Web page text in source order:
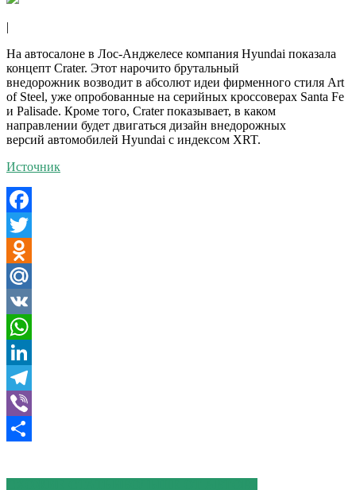
|
На автосалоне в Лос-Анджелесе компания Hyundai показала
концепт Crater. Этот нарочито брутальный
внедорожник возводит в абсолют идеи фирменного стиля Art
of Steel, уже опробованные на серийных кроссоверах Santa Fe
и Palisade. Кроме того, Crater показывает, в каком
направлении будет двигаться дизайн внедорожных
версий автомобилей Hyundai с индексом XRT.
Источник
Facebook
Twitter
Odnoklassniki
Mail.Ru
VK
WhatsApp
LinkedIn
Telegram
Viber